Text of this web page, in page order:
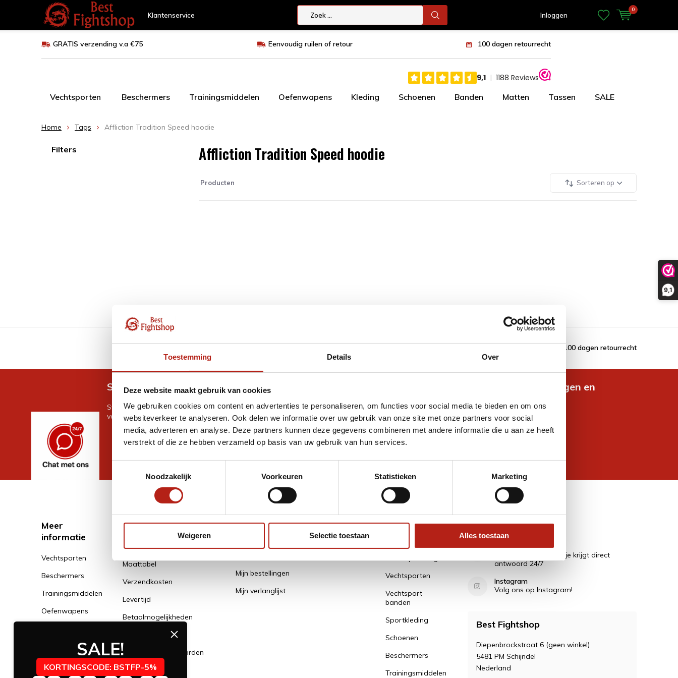
Toestemming Details Over
Deze website maakt gebruik van cookies
We gebruiken cookies om content en advertenties te personaliseren, om functies voor social media te bieden en om ons
websiteverkeer te analyseren. Ook delen we informatie over uw gebruik van onze site met onze partners voor social
media, adverteren en analyse. Deze partners kunnen deze gegevens combineren met andere informatie die u aan ze heeft
verstrekt of die ze hebben verzameld op basis van uw gebruik van hun services.
Noodzakelijk
Voorkeuren Statistieken Marketing
Weigeren Selectie toestaan Alles toestaan
9,1
Klantenservice Inloggen
0
GRATIS verzending v.a €75 Eenvoudig ruilen of retour 100 dagen retourrecht
Vechtsporten Beschermers Trainingsmiddelen Oefenwapens Kleding Schoenen Banden Matten Tassen SALE
Home Tags Affliction Tradition Speed hoodie
Filters Affliction Tradition Speed hoodie
Producten Sorteren op
100 dagen retourrecht
Snel antwoord op je vraag?
Stel je vraag in de chat, en we helpen je graag
verder. 24/7
Ontvang de nieuwste aanbiedingen en
promoties
Meer
informatie
Vechtsporten
Beschermers
Trainingsmiddelen
Oefenwapens
Banden
Klantenservice
Klantenservice
Maattabel
Verzendkosten
Levertijd
Betaalmogelijkheden
Klachtenservice
Algemene voorwaarden
Privacy Policy
Mijn account
Een account aanmaken / gegevens
Mijn bestellingen
Mijn verlanglijst
Alle
Vechtsporten
Vechtsport
banden
Sportkleding
Schoenen
Beschermers
Trainingsmiddelen
Contact
Vragen?
Stel ze in de Chat en je krijgt direct
antwoord 24/7
Instagram
Volg ons op Instagram!
Best Fightshop
Diepenbrockstraat 6 (geen winkel)
5481 PM Schijndel
Nederland
SALE!
KORTINGSCODE: BSTFP-5%